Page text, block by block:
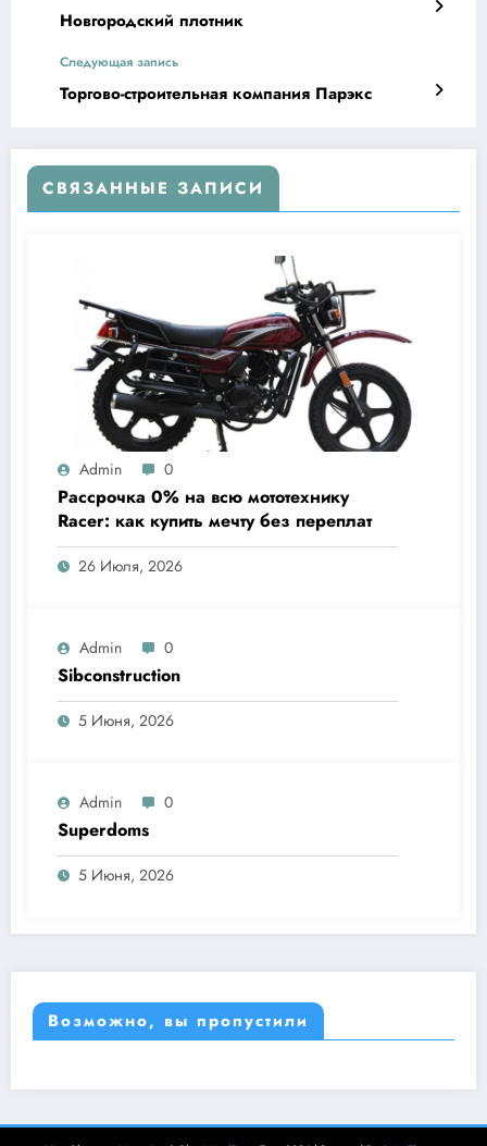
Новгородский плотник
Следующая запись
Торгово-строительная компания Парэкс
СВЯЗАННЫЕ ЗАПИСИ
Admin 0
Рассрочка 0% на всю мототехнику
Racer: как купить мечту без переплат
26 Июля, 2026
Admin 0
Sibconstruction
5 Июня, 2026
Admin 0
Superdoms
5 Июня, 2026
Возможно, вы пропустили